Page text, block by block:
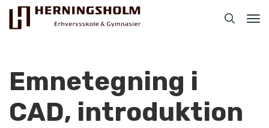
Emnetegning i
CAD, introduktion